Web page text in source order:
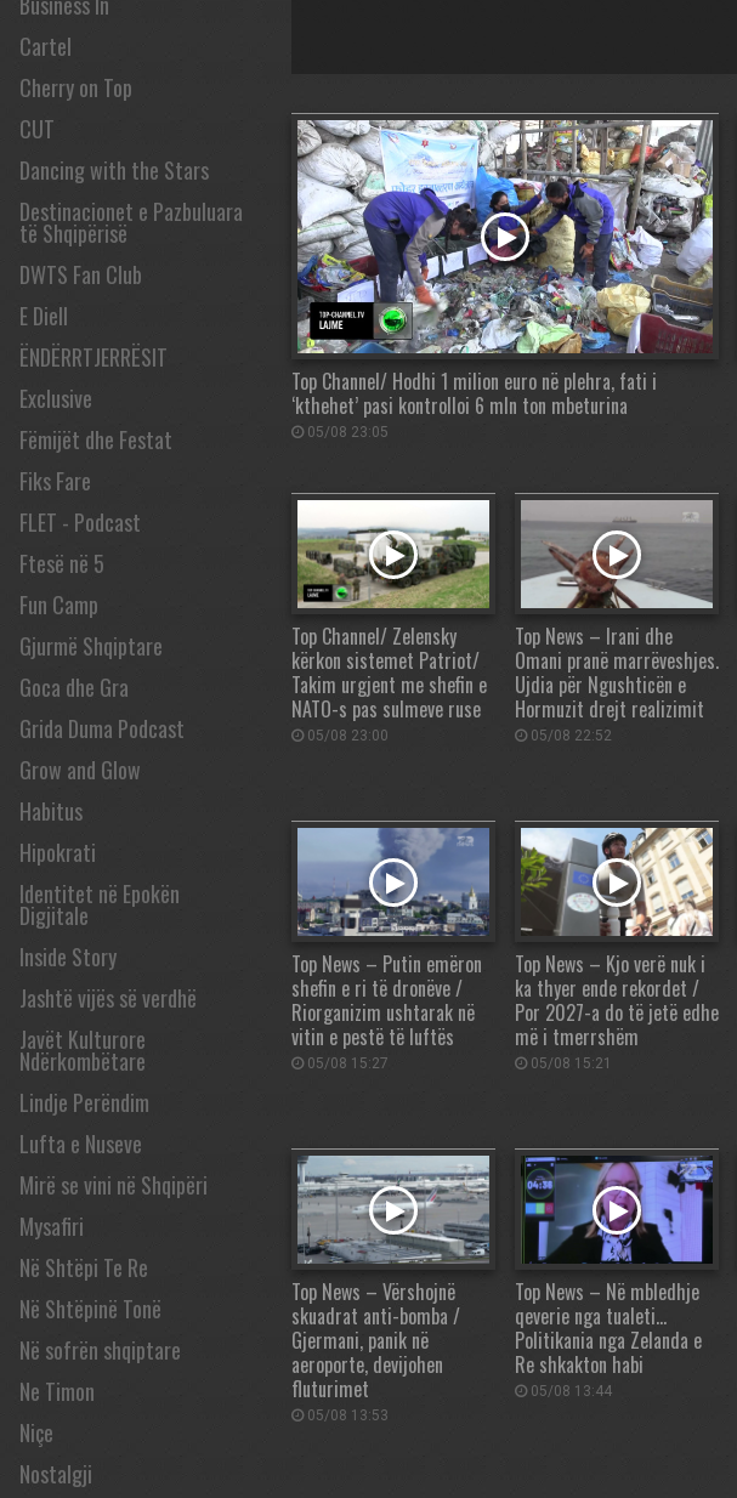
Cartel
Cherry on Top
CUT
Dancing with the Stars
Destinacionet e Pazbuluara
të Shqipërisë
DWTS Fan Club
E Diell
ËNDËRRTJERRËSIT
Exclusive
Fëmijët dhe Festat
Fiks Fare
FLET - Podcast
Ftesë në 5
Fun Camp
Gjurmë Shqiptare
Goca dhe Gra
Grida Duma Podcast
Grow and Glow
Habitus
Hipokrati
Identitet në Epokën
Digjitale
Inside Story
Jashtë vijës së verdhë
Javët Kulturore
Ndërkombëtare
Lindje Perëndim
Lufta e Nuseve
Mirë se vini në Shqipëri
Mysafiri
Në Shtëpi Te Re
Në Shtëpinë Tonë
Në sofrën shqiptare
Ne Timon
Niçe
Nostalgji
Top Channel/ Hodhi 1 milion euro në plehra, fati i
‘kthehet’ pasi kontrolloi 6 mln ton mbeturina
05/08 23:05
Top Channel/ Zelensky
kërkon sistemet Patriot/
Takim urgjent me shefin e
NATO-s pas sulmeve ruse
05/08 23:00
Top News – Irani dhe
Omani pranë marrëveshjes.
Ujdia për Ngushticën e
Hormuzit drejt realizimit
05/08 22:52
Top News – Putin emëron
shefin e ri të dronëve /
Riorganizim ushtarak në
vitin e pestë të luftës
05/08 15:27
Top News – Kjo verë nuk i
ka thyer ende rekordet /
Por 2027-a do të jetë edhe
më i tmerrshëm
05/08 15:21
Top News – Vërshojnë
skuadrat anti-bomba /
Gjermani, panik në
aeroporte, devijohen
fluturimet
05/08 13:53
Top News – Në mbledhje
qeverie nga tualeti…
Politikania nga Zelanda e
Re shkakton habi
05/08 13:44